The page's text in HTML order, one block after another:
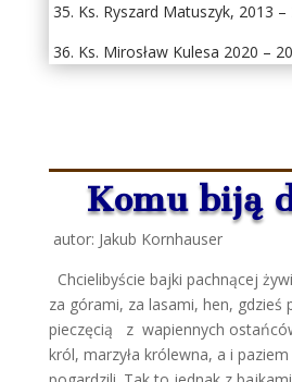
35. Ks. Ryszard Matuszyk, 2013 –
36. Ks. Mirosław Kulesa 2020 –
Komu biją
autor: Jakub Kornhauser
Chcielibyście bajki pachnącej
za górami, za lasami, hen, gdzieś
pieczęcią z wapiennych
król, marzyła królewna, a i